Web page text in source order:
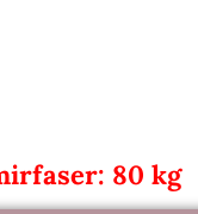
80 kg